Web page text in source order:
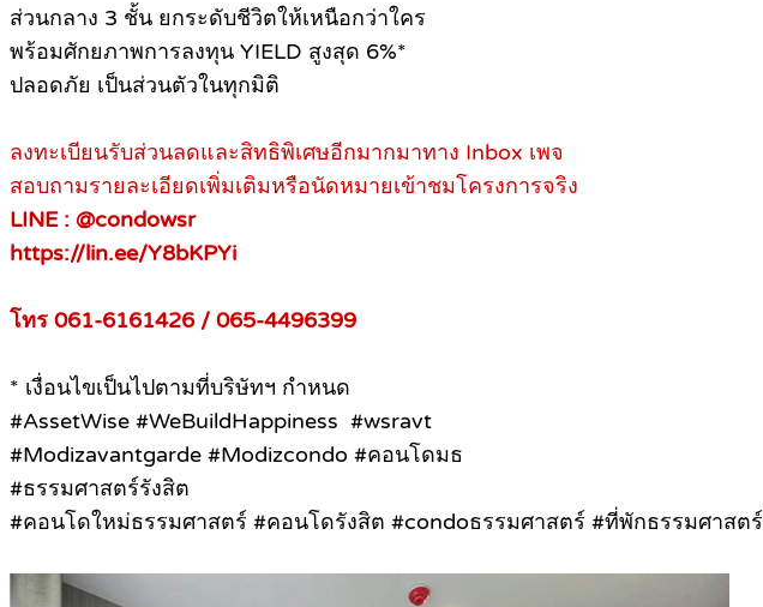
ส่วนกลาง 3 ชั้น ยกระดับชีวิตให้เหนือกว่าใคร
พร้อมศักยภาพการลงทุน YIELD สูงสุด 6%*
ปลอดภัย เป็นส่วนตัวในทุกมิติ
ลงทะเบียนรับส่วนลดและสิทธิพิเศษอีกมากมาทาง Inbox เพจ
สอบถามรายละเอียดเพิ่มเติมหรือนัดหมายเข้าชมโครงการจริง
LINE : @condowsr
https://lin.ee/Y8bKPYi
โทร 061-6161426 / 065-4496399
* เงื่อนไขเป็นไปตามที่บริษัทฯ กำหนด
#AssetWise #WeBuildHappiness #wsravt
#Modizavantgarde #Modizcondo #คอนโดมธ
#ธรรมศาสตร์รังสิต
#คอนโดใหม่ธรรมศาสตร์ #คอนโดรังสิต #condoธรรมศาสตร์ #ที่พักธรรมศาสตร์